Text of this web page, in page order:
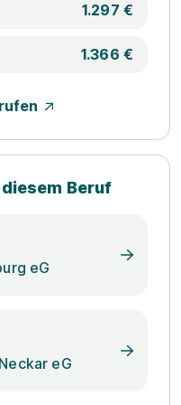
1.297 €
1.366 €
Beruf
eG
eG